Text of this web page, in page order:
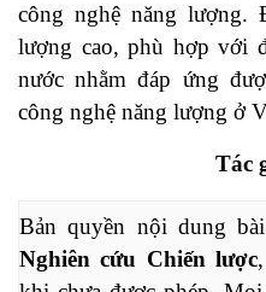
công nghệ năng lượng.
lượng cao, phù hợp với
nước nhằm đáp ứng
công nghệ năng lượng ở
Tác
Bản quyền nội dung
Nghiên cứu Chiến lược